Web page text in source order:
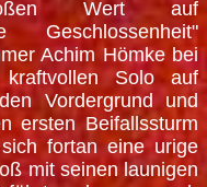
Wert auf
Geschlossenheit"
Achim Hömke bei
Solo auf
Vordergrund und
ersten Beifallssturm
fortan eine urige
mit seinen launigen